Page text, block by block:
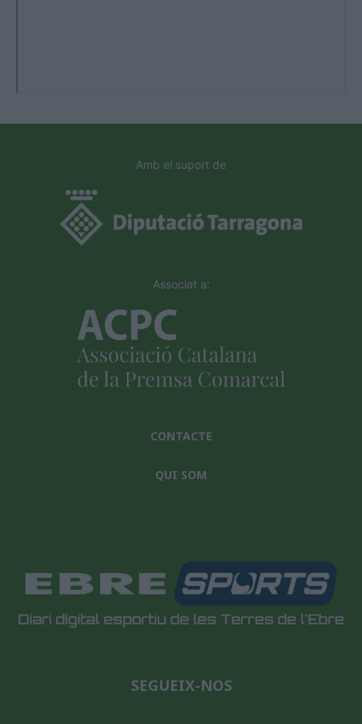
Amb el suport de
Associat a:
CONTACTE
QUI SOM
SEGUEIX-NOS